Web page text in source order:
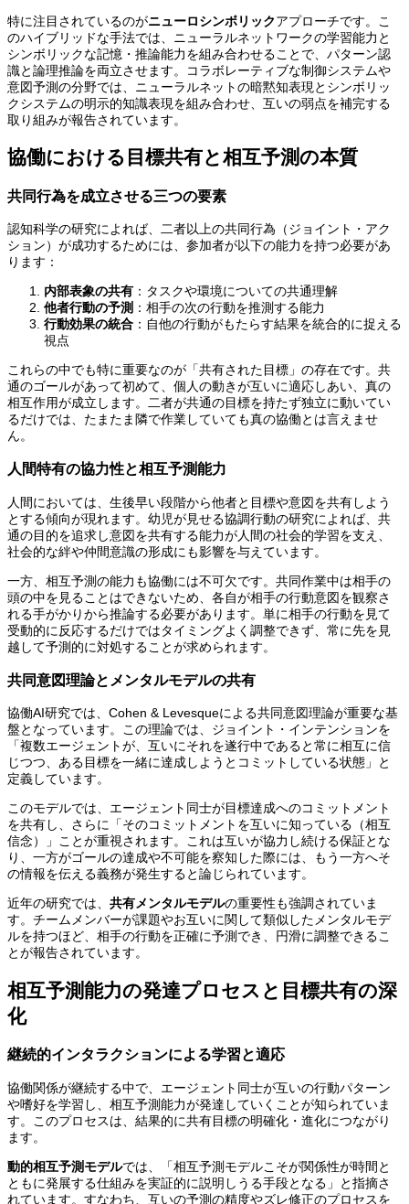
特に注目されているのがニューロシンボリックアプローチです。こ
のハイブリッドな手法では、ニューラルネットワークの学習能力と
シンボリックな記憶・推論能力を組み合わせることで、パターン認
識と論理推論を両立させます。コラボレーティブな制御システムや
意図予測の分野では、ニューラルネットの暗黙知表現とシンボリッ
クシステムの明示的知識表現を組み合わせ、互いの弱点を補完する
取り組みが報告されています。
協働における目標共有と相互予測の本質
共同行為を成立させる三つの要素
認知科学の研究によれば、二者以上の共同行為（ジョイント・アク
ション）が成功するためには、参加者が以下の能力を持つ必要があ
ります：
内部表象の共有 ：タスクや環境についての共通理解
他者行動の予測 ：相手の次の行動を推測する能力
行動効果の統合 ：自他の行動がもたらす結果を統合的に捉える
視点
これらの中でも特に重要なのが「共有された目標」の存在です。共
通のゴールがあって初めて、個人の動きが互いに適応しあい、真の
相互作用が成立します。二者が共通の目標を持たず独立に動いてい
るだけでは、たまたま隣で作業していても真の協働とは言えませ
ん。
人間特有の協力性と相互予測能力
人間においては、生後早い段階から他者と目標や意図を共有しよう
とする傾向が現れます。幼児が見せる協調行動の研究によれば、共
通の目的を追求し意図を共有する能力が人間の社会的学習を支え、
社会的な絆や仲間意識の形成にも影響を与えています。
一方、相互予測の能力も協働には不可欠です。共同作業中は相手の
頭の中を見ることはできないため、各自が相手の行動意図を観察さ
れる手がかりから推論する必要があります。単に相手の行動を見て
受動的に反応するだけではタイミングよく調整できず、常に先を見
越して予測的に対処することが求められます。
共同意図理論とメンタルモデルの共有
協働AI研究では、Cohen & Levesqueによる共同意図理論が重要な基
盤となっています。この理論では、ジョイント・インテンションを
「複数エージェントが、互いにそれを遂行中であると常に相互に信
じつつ、ある目標を一緒に達成しようとコミットしている状態」と
定義しています。
このモデルでは、エージェント同士が目標達成へのコミットメント
を共有し、さらに「そのコミットメントを互いに知っている（相互
信念）」ことが重視されます。これは互いが協力し続ける保証とな
り、一方がゴールの達成や不可能を察知した際には、もう一方へそ
の情報を伝える義務が発生すると論じられています。
近年の研究では、 共有メンタルモデルの重要性も強調されていま
す。チームメンバーが課題やお互いに関して類似したメンタルモデ
ルを持つほど、相手の行動を正確に予測でき、円滑に調整できるこ
とが報告されています。
相互予測能力の発達プロセスと目標共有の深
化
継続的インタラクションによる学習と適応
協働関係が継続する中で、エージェント同士が互いの行動パターン
や嗜好を学習し、相互予測能力が発達していくことが知られていま
す。このプロセスは、結果的に共有目標の明確化・進化につながり
ます。
動的相互予測モデルでは、「相互予測モデルこそが関係性が時間と
ともに発展する仕組みを実証的に説明しうる手段となる」と指摘さ
れています。すなわち、互いの予測の精度やズレ修正のプロセスを